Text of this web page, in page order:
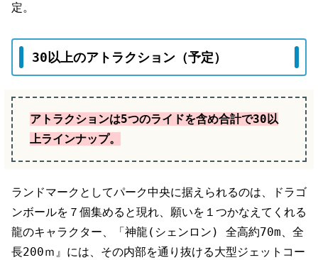
定。
30以上のアトラクション（予定）
アトラクションは5つのライドを含め合計で30以
上ラインナップ。
ランドマークとしてパーク中央に据えられるのは、ドラゴ
ンボールを７個集めると現れ、願いを１つかなえてくれる
龍のキャラクター、「神龍(シェンロン) 全高約70m、全
長200ｍ』には、その内部を通り抜ける大型ジェットコー